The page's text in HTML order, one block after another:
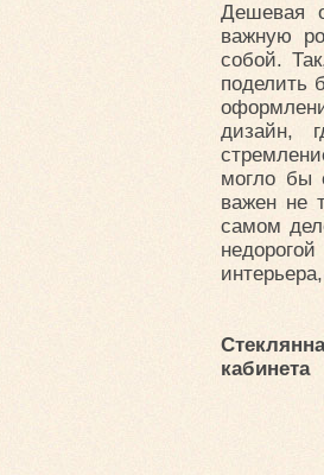
Дешевая
важную
собой.
поделить
дизайн,
могло бы
важен не
самом
кабинета